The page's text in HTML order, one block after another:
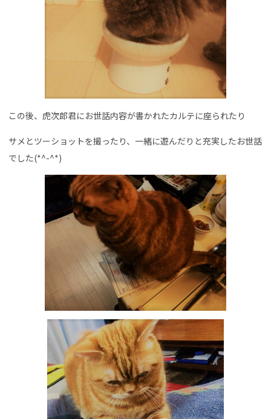
この後、虎次郎君にお世話内容が書かれたカルテに座られたり
サメとツーショットを撮ったり、一緒に遊んだりと充実したお世話
でした(*^-^*)